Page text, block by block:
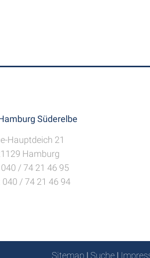
Süderelbe
Hauptdeich 21
Hamburg
040 / 74 21 46 95
040 / 74 21 46 94
Sitemap | Suche |